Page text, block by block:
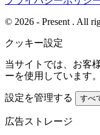
© 2026 - Present . All
クッキー設定
当サイトでは、お客
ーを使用しています。
設定を管理する すべ
広告ストレージ